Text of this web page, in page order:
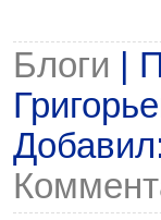
Блоги |